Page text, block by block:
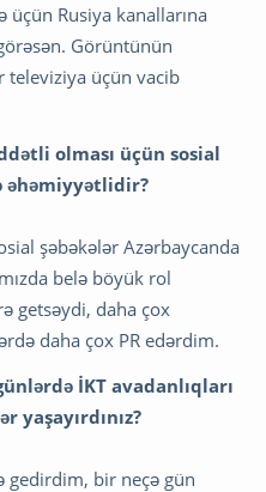
üçün Rusiya kanallarına
Görüntünün
televiziya üçün vacib
olması üçün sosial
əhəmiyyətlidir?
şəbəkələr Azərbaycanda
belə böyük rol
getsəydi, daha çox
daha çox PR edərdim.
İKT avadanlıqları
yaşayırdınız?
gedirdim, bir neçə gün